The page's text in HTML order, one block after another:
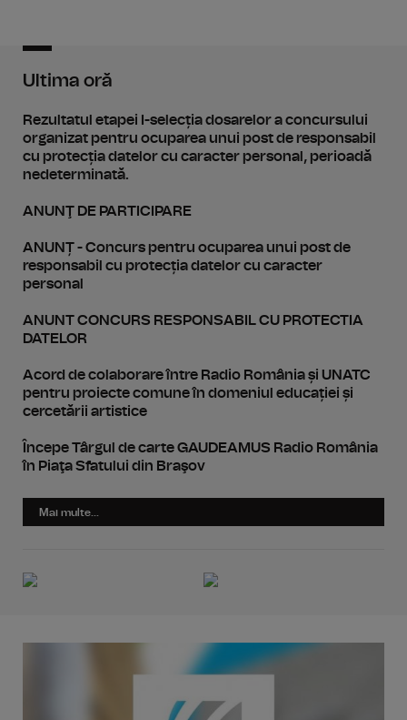
Ultima oră
Rezultatul etapei I-selecția dosarelor a concursului
organizat pentru ocuparea unui post de responsabil
cu protecția datelor cu caracter personal, perioadă
nedeterminată.
ANUNŢ DE PARTICIPARE
ANUNȚ - Concurs pentru ocuparea unui post de
responsabil cu protecția datelor cu caracter
personal
ANUNT CONCURS RESPONSABIL CU PROTECTIA
DATELOR
Acord de colaborare între Radio România și UNATC
pentru proiecte comune în domeniul educației și
cercetării artistice
Începe Târgul de carte GAUDEAMUS Radio România
în Piaţa Sfatului din Braşov
Mai multe...